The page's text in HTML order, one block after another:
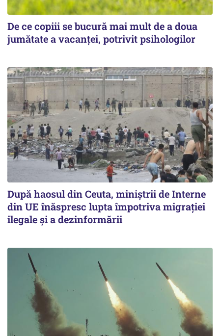
De ce copiii se bucură mai mult de a doua
jumătate a vacanței, potrivit psihologilor
După haosul din Ceuta, miniștrii de Interne
din UE înăspresc lupta împotriva migrației
ilegale și a dezinformării